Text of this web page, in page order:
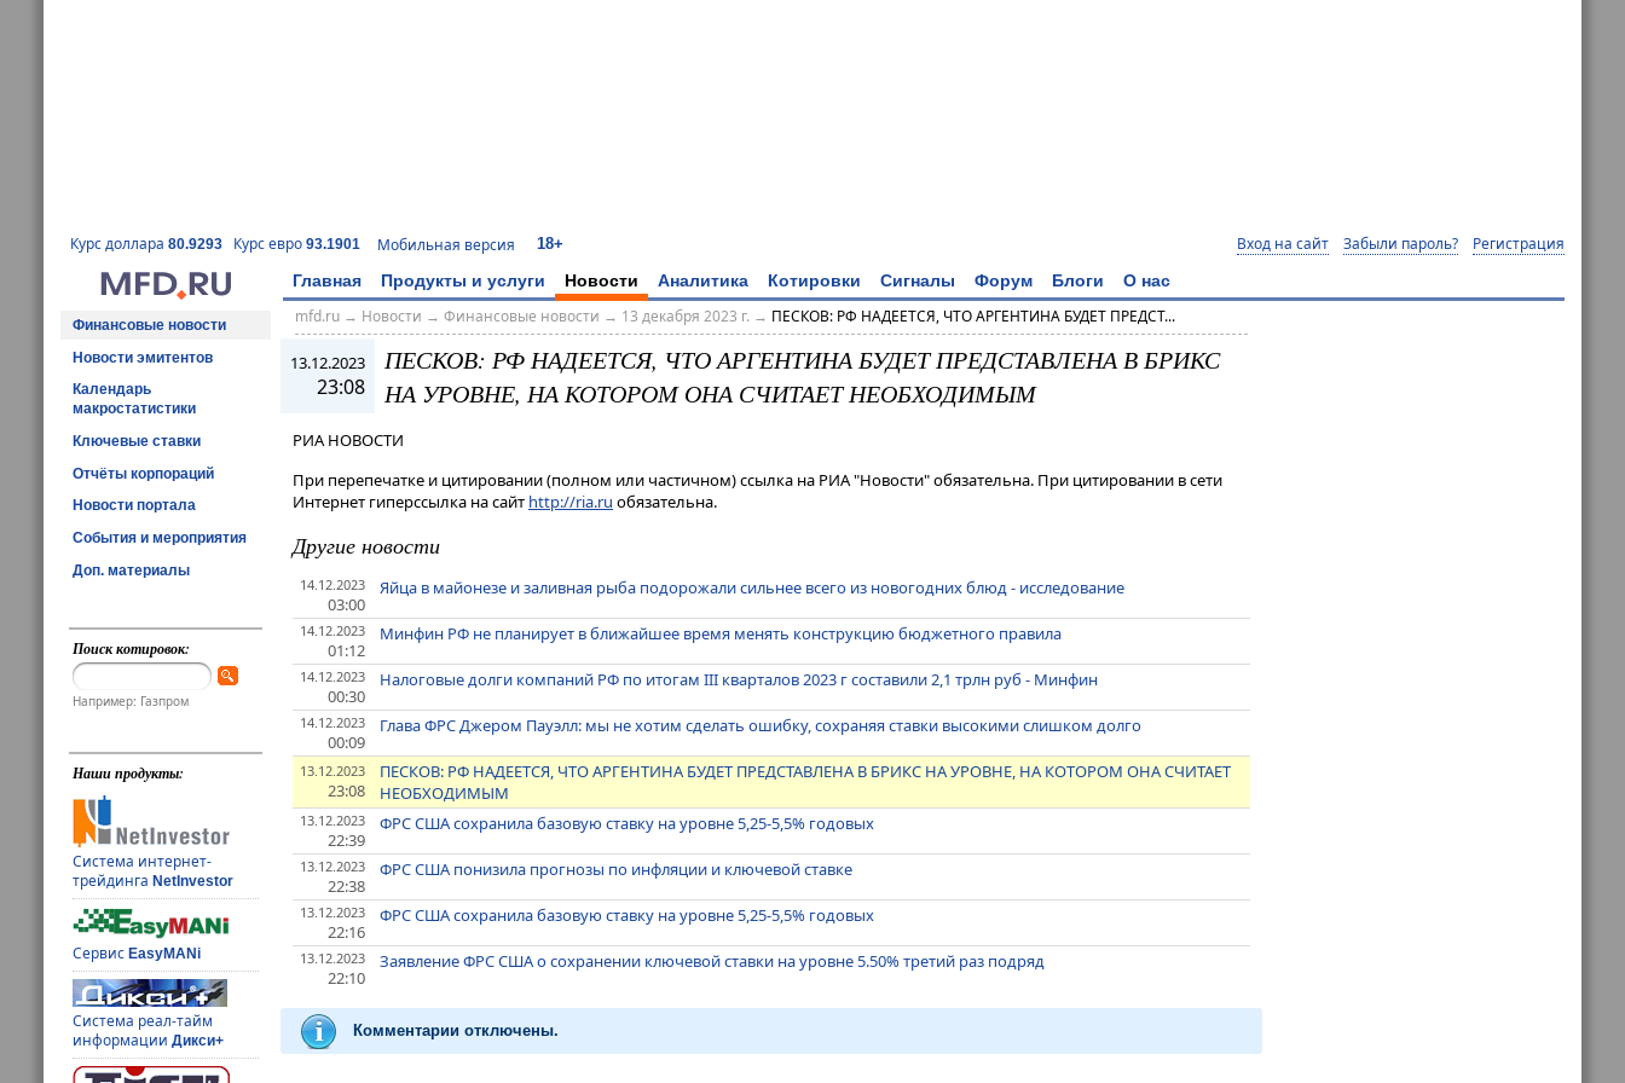
Курс доллара 80.9293 Курс евро 93.1901 Мобильная версия 18+ Вход на сайт Забыли пароль? Регистрация
Главная Продукты и услуги Новости Аналитика Котировки Сигналы Форум Блоги О нас
Финансовые новости
Новости эмитентов
Календарь
макростатистики
Ключевые ставки
Отчёты корпораций
Новости портала
События и мероприятия
Доп. материалы
Поиск котировок:
Например: Газпром
Наши продукты:
Система интернет-
трейдингаNetInvestor
СервисEasyMANi
Система реал-тайм
информацииДикси+
mfd.ru→ Новости → Финансовые новости → 13 декабря 2023 г. → ПЕСКОВ: РФ НАДЕЕТСЯ, ЧТО АРГЕНТИНА БУДЕТ ПРЕДСТ...
13.12.2023
23:08
ПЕСКОВ: РФ НАДЕЕТСЯ, ЧТО АРГЕНТИНА БУДЕТ ПРЕДСТАВЛЕНА В БРИКС
НА УРОВНЕ, НА КОТОРОМ ОНА СЧИТАЕТ НЕОБХОДИМЫМ
РИА НОВОСТИ
При перепечатке и цитировании (полном или частичном) ссылка на РИА "Новости" обязательна. При цитировании в сети
Интернет гиперссылка на сайт http://ria.ru обязательна.
Другие новости
14.12.2023
03:00
Яйца в майонезе и заливная рыба подорожали сильнее всего из новогодних блюд - исследование
14.12.2023
01:12
Минфин РФ не планирует в ближайшее время менять конструкцию бюджетного правила
14.12.2023
00:30
Налоговые долги компаний РФ по итогам III кварталов 2023 г составили 2,1 трлн руб - Минфин
14.12.2023
00:09
Глава ФРС Джером Пауэлл: мы не хотим сделать ошибку, сохраняя ставки высокими слишком долго
13.12.2023
23:08
ПЕСКОВ: РФ НАДЕЕТСЯ, ЧТО АРГЕНТИНА БУДЕТ ПРЕДСТАВЛЕНА В БРИКС НА УРОВНЕ, НА КОТОРОМ ОНА СЧИТАЕТ
НЕОБХОДИМЫМ
13.12.2023
22:39
ФРС США сохранила базовую ставку на уровне 5,25-5,5% годовых
13.12.2023
22:38
ФРС США понизила прогнозы по инфляции и ключевой ставке
13.12.2023
22:16
ФРС США сохранила базовую ставку на уровне 5,25-5,5% годовых
13.12.2023
22:10
Заявление ФРС США о сохранении ключевой ставки на уровне 5.50% третий раз подряд
Комментарии отключены.